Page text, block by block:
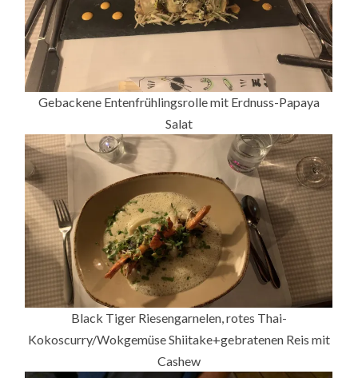
Gebackene Entenfrühlingsrolle mit Erdnuss-Papaya
Salat
Black Tiger Riesengarnelen, rotes Thai-
Kokoscurry/Wokgemüse Shiitake+gebratenen Reis mit
Cashew